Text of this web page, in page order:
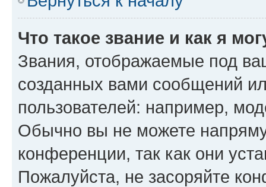
Что такое звание и как я
Звания, отображаемые под
созданных вами сообщений
пользователей: например,
Обычно вы не можете
конференции, так как они
Пожалуйста, не засоряйте